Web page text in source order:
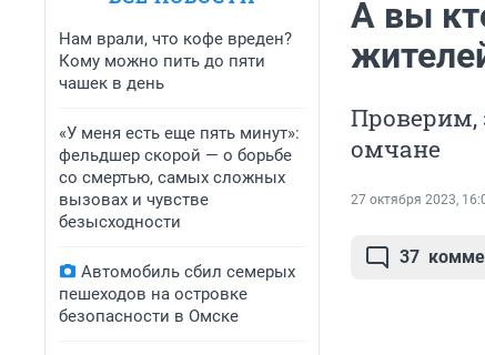
Нам врали, что кофе вреден?
Кому можно пить до пяти
чашек в день
«У меня есть еще пять минут»:
фельдшер скорой — о борьбе
со смертью, самых сложных
вызовах и чувстве
безысходности
Автомобиль сбил семерых
пешеходов на островке
безопасности в Омске
А вы
Проверим,
омчане
27 октября 2023,
37